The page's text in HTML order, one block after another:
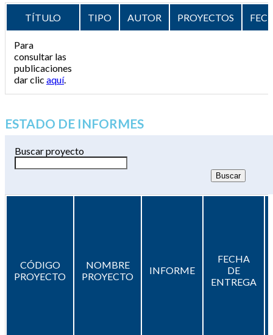
TÍTULO TIPO AUTOR PROYECTOS
Para
consultar las
publicaciones
dar clic aquí.
ESTADO DE INFORMES
Buscar proyecto
CÓDIGO
PROYECTO
NOMBRE
PROYECTO
INFORME
FECHA
DE
ENTREGA